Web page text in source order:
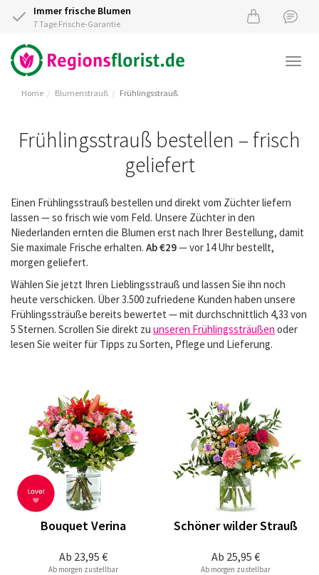
Immer frische Blumen
7 Tage Frische-Garantie
Home Blumenstrauß Frühlingsstrauß
Frühlingsstrauß bestellen – frisch
geliefert
Einen Frühlingsstrauß bestellen und direkt vom Züchter liefern
lassen — so frisch wie vom Feld. Unsere Züchter in den
Niederlanden ernten die Blumen erst nach Ihrer Bestellung, damit
Sie maximale Frische erhalten. Ab €29— vor 14 Uhr bestellt,
morgen geliefert.
Wählen Sie jetzt Ihren Lieblingsstrauß und lassen Sie ihn noch
heute verschicken. Über 3.500 zufriedene Kunden haben unsere
Frühlingssträuße bereits bewertet — mit durchschnittlich 4,33 von
5 Sternen. Scrollen Sie direkt zu unseren Frühlingssträußen oder
lesen Sie weiter für Tipps zu Sorten, Pflege und Lieferung.
Ab 23,95 €
Bouquet Verina
Ab morgen zustellbar
Ab 25,95 €
Schöner wilder Strauß
Ab morgen zustellbar